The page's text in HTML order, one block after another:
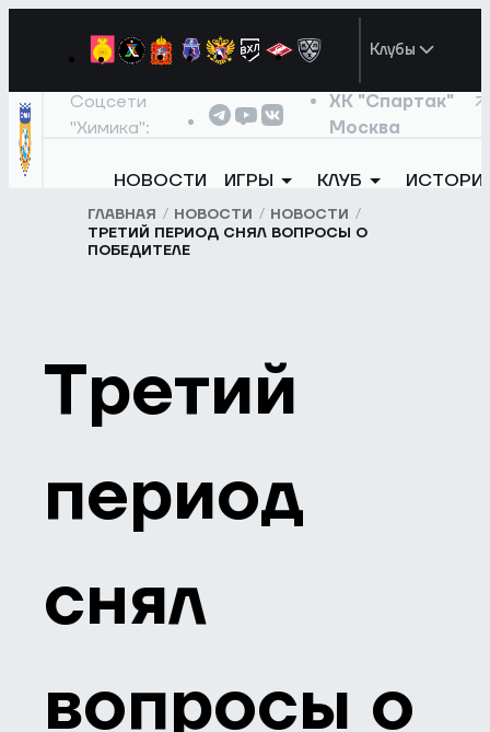
Клубы
Соцсети
"Химика":
ХК "Спартак"
Москва
НОВОСТИ ИГРЫ КЛУБ
ГЛАВНАЯ НОВОСТИ
НОВОСТИ
ТРЕТИЙ ПЕРИОД СНЯЛ ВОПРОСЫ О
ПОБЕДИТЕЛЕ
Третий
период
снял
вопросы о